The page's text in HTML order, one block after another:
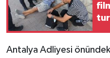
Antalya Adliyesi